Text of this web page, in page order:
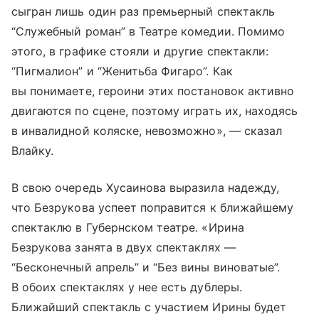
сыгран лишь один раз премьерный спектакль
“Служебный роман” в Театре комедии. Помимо
этого, в графике стояли и другие спектакли:
“Пигмалион” и “Женитьба Фигаро”. Как
вы понимаете, героини этих постановок активно
двигаются по сцене, поэтому играть их, находясь
в инвалидной коляске, невозможно», — сказал
Влайку.
В свою очередь Хусаинова выразила надежду,
что Безрукова успеет поправится к ближайшему
спектаклю в Губернском театре. «Ирина
Безрукова занята в двух спектаклях —
“Бесконечный апрель” и “Без вины виноватые”.
В обоих спектаклях у нее есть дублеры.
Ближайший спектакль с участием Ирины будет